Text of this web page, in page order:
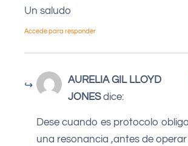
Un saludo
Accede para responder
AURELIA GIL LLOYD
JONES dice:
Dese cuando es protocolo
una resonancia ,antes de